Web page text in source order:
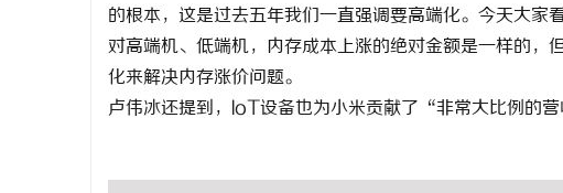
的根本，这是过去五年我们一直强调要高端化。今天大
对高端机、低端机，内存成本上涨的绝对金额是一样的，
化来解决内存涨价问题。
卢伟冰还提到，IoT设备也为小米贡献了“非常大比例的